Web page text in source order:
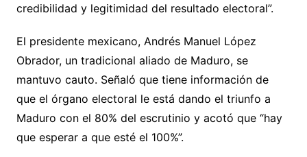
credibilidad y legitimidad del resultado electoral”.
El presidente mexicano, Andrés Manuel López
Obrador, un tradicional aliado de Maduro, se
mantuvo cauto. Señaló que tiene información de
que el órgano electoral le está dando el triunfo a
Maduro con el 80% del escrutinio y acotó que “hay
que esperar a que esté el 100%”.